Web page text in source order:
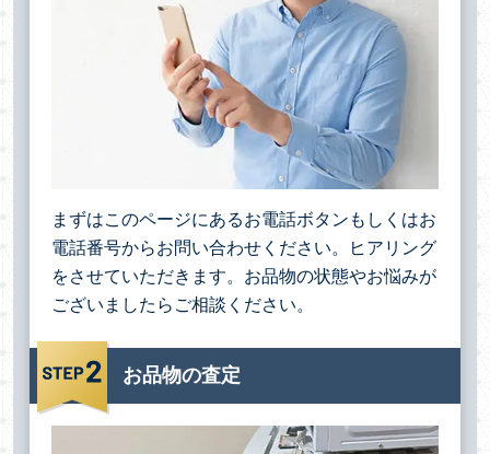
まずはこのページにあるお電話ボタンもしくはお
電話番号からお問い合わせください。ヒアリング
をさせていただきます。お品物の状態やお悩みが
ございましたらご相談ください。
お品物の査定